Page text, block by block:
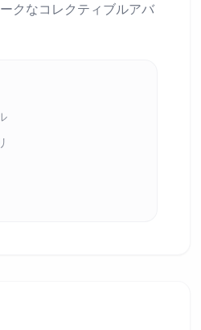
クなコレクティブルアバ